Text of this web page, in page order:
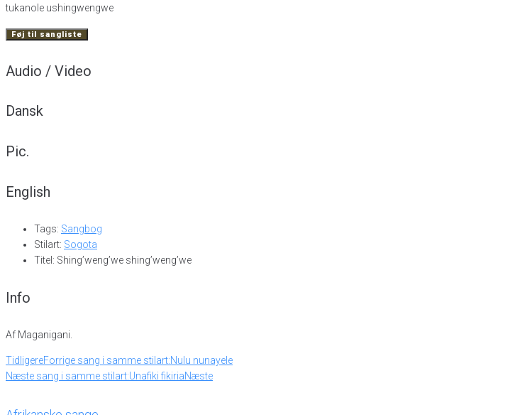
tukanole ushingwengwe
Føj til sangliste
Audio / Video
Dansk
Pic.
English
Tags: Sangbog
Stilart: Sogota
Titel: Shing’weng’we shing’weng’we
Info
Af Maganigani.
TidligereForrige sang i samme stilart:Nulu nunayele
Næste sang i samme stilart:Unafiki fikiriaNæste